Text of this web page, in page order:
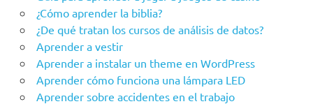
¿Cómo aprender la biblia?
¿De qué tratan los cursos de análisis de datos?
Aprender a vestir
Aprender a instalar un theme en WordPress
Aprender cómo funciona una lámpara LED
Aprender sobre accidentes en el trabajo